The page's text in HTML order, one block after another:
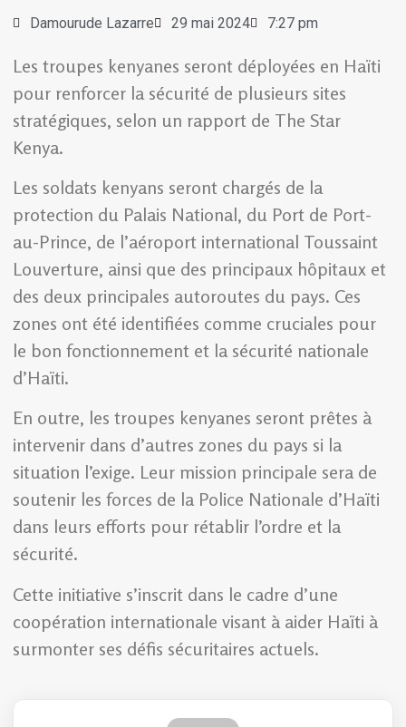
Damourude Lazarre 29 mai 2024 7:27 pm
Les troupes kenyanes seront déployées en Haïti
pour renforcer la sécurité de plusieurs sites
stratégiques, selon un rapport de The Star
Kenya.
Les soldats kenyans seront chargés de la
protection du Palais National, du Port de Port-
au-Prince, de l’aéroport international Toussaint
Louverture, ainsi que des principaux hôpitaux et
des deux principales autoroutes du pays. Ces
zones ont été identifiées comme cruciales pour
le bon fonctionnement et la sécurité nationale
d’Haïti.
En outre, les troupes kenyanes seront prêtes à
intervenir dans d’autres zones du pays si la
situation l’exige. Leur mission principale sera de
soutenir les forces de la Police Nationale d’Haïti
dans leurs efforts pour rétablir l’ordre et la
sécurité.
Cette initiative s’inscrit dans le cadre d’une
coopération internationale visant à aider Haïti à
surmonter ses défis sécuritaires actuels.